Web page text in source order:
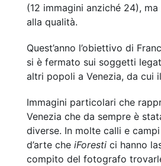
(12 immagini anziché 24),
alla qualità.
Quest’anno l’obiettivo di
si è fermato sui soggetti
altri popoli a Venezia, da cui
Immagini particolari che
Venezia che da sempre è
diverse. In molte calli e
d’arte che iForesti ci hanno
compito del fotografo